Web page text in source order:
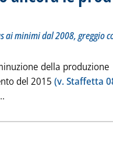
a gennaio: il gas ai minimi dal
ai minimi dal 2008, greggio
della
del 2015 (v. Staffetta